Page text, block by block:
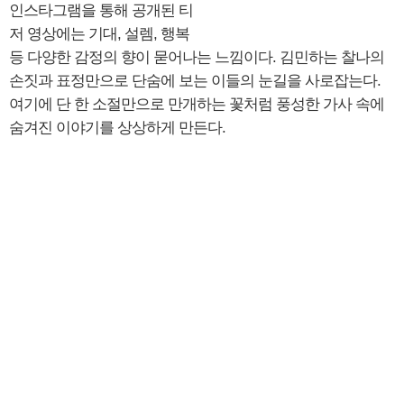
인스타그램을 통해 공개된 티
저 영상에는 기대, 설렘, 행복
등 다양한 감정의 향이 묻어나는 느낌이다. 김민하는 찰나의
손짓과 표정만으로 단숨에 보는 이들의 눈길을 사로잡는다.
여기에 단 한 소절만으로 만개하는 꽃처럼 풍성한 가사 속에
숨겨진 이야기를 상상하게 만든다.